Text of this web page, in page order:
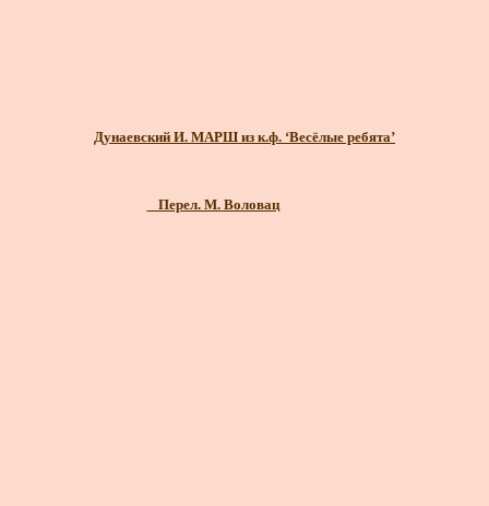
Дунаевский И. МАРШ из к.ф. ‘Весёлые ребята’
_ Перел. М. Воловац